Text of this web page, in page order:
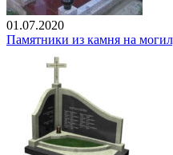
01.07.2020
Памятники из камня на